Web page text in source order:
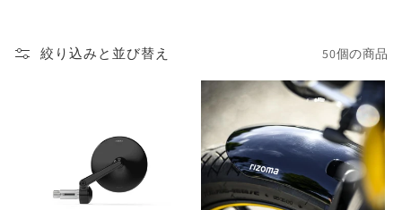
絞り込みと並び替え 50個の商品